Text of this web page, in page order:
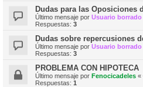
Dudas para las Oposiciones
Último mensaje por Usuario borrado
Respuestas: 3
Dudas sobre repercusiones
Último mensaje por Usuario borrado
Respuestas: 3
PROBLEMA CON HIPOTECA
Último mensaje por Fenocicadeles «
Respuestas: 1